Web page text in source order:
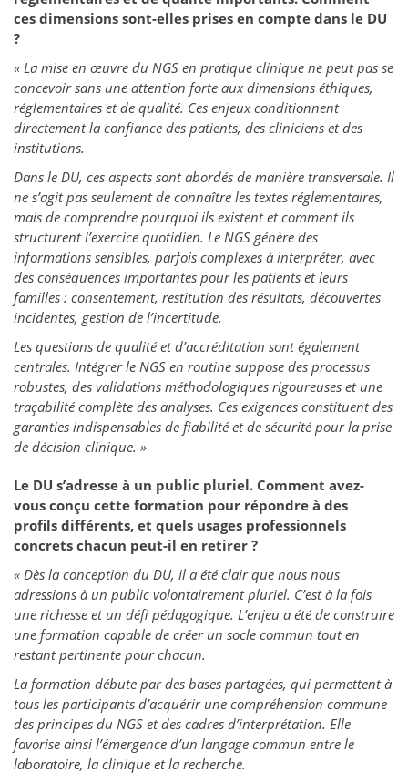
ces dimensions sont-elles prises en compte dans le DU
?
« La mise en œuvre du NGS en pratique clinique ne peut pas se
concevoir sans une attention forte aux dimensions éthiques,
réglementaires et de qualité. Ces enjeux conditionnent
directement la confiance des patients, des cliniciens et des
institutions.
Dans le DU, ces aspects sont abordés de manière transversale. Il
ne s’agit pas seulement de connaître les textes réglementaires,
mais de comprendre pourquoi ils existent et comment ils
structurent l’exercice quotidien. Le NGS génère des
informations sensibles, parfois complexes à interpréter, avec
des conséquences importantes pour les patients et leurs
familles : consentement, restitution des résultats, découvertes
incidentes, gestion de l’incertitude.
Les questions de qualité et d’accréditation sont également
centrales. Intégrer le NGS en routine suppose des processus
robustes, des validations méthodologiques rigoureuses et une
traçabilité complète des analyses. Ces exigences constituent des
garanties indispensables de fiabilité et de sécurité pour la prise
de décision clinique. »
Le DU s’adresse à un public pluriel. Comment avez-
vous conçu cette formation pour répondre à des
profils différents, et quels usages professionnels
concrets chacun peut-il en retirer ?
« Dès la conception du DU, il a été clair que nous nous
adressions à un public volontairement pluriel. C’est à la fois
une richesse et un défi pédagogique. L’enjeu a été de construire
une formation capable de créer un socle commun tout en
restant pertinente pour chacun.
La formation débute par des bases partagées, qui permettent à
tous les participants d’acquérir une compréhension commune
des principes du NGS et des cadres d’interprétation. Elle
favorise ainsi l’émergence d’un langage commun entre le
laboratoire, la clinique et la recherche.